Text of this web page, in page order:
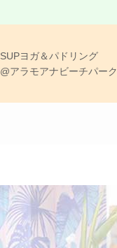
SUPヨガ＆パドリング
@アラモアナビーチパーク